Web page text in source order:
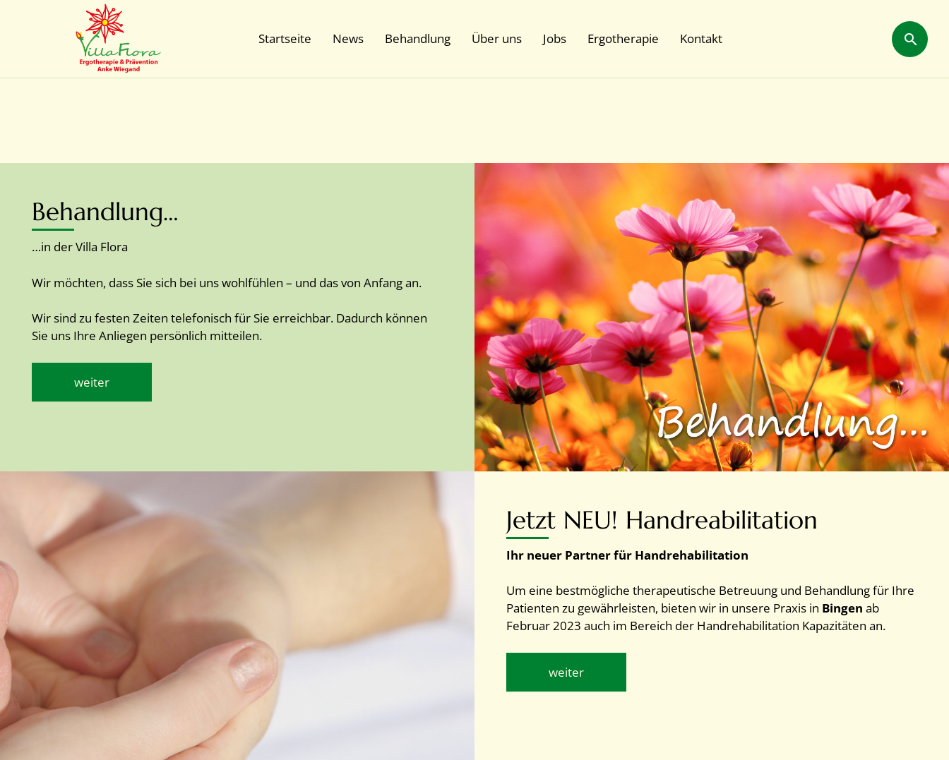
Startseite News Behandlung Über uns Jobs Ergotherapie Kontakt
Behandlung…
…in der Villa Flora
Wir möchten, dass Sie sich bei uns wohlfühlen – und das von Anfang an.
Wir sind zu festen Zeiten telefonisch für Sie erreichbar. Dadurch können
Sie uns Ihre Anliegen persönlich mitteilen.
weiter
Jetzt NEU! Handreabilitation
Ihr neuer Partner für Handrehabilitation
Um eine bestmögliche therapeutische Betreuung und Behandlung für Ihre
Patienten zu gewährleisten, bieten wir in unsere Praxis in Bingen ab
Februar 2023 auch im Bereich der Handrehabilitation Kapazitäten an.
weiter